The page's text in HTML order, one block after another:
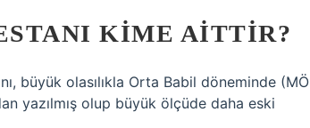
KIME AITTIR?
büyük olasılıkla Orta Babil döneminde (MÖ
yazılmış olup büyük ölçüde daha eski